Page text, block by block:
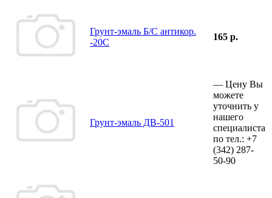
Грунт-эмаль Б/С антикор.
-20С
165 р.
Грунт-эмаль ДВ-501
— Цену Вы
можете
уточнить у
нашего
специалиста
по тел.: +7
(342) 287-
50-90